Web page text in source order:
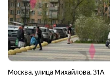
Москва,улица Михайлова,31А